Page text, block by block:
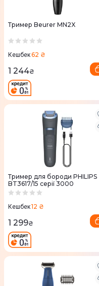
Тример Beurer MN2X
Кешбек62 ₴
1 244₴
Тример для бороди PHILIPS
BT3617/15 серії 3000
Кешбек12 ₴
1 299₴